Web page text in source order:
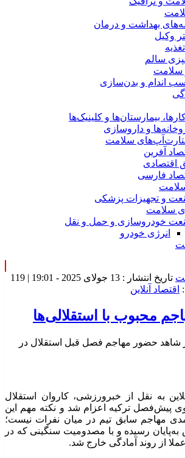
بهداشت و درمان
وکیل
سالم
اندام و بدن‌سازی
بیمارستان‌ها و کلینیک‌ها
و داروسازی
سلامت
آفرین
اقتصادی
فارسی
و تجهیزات پزشکی
سلامت
خودروسازی و حمل و نقل
انرژی خودرو
تاریخ انتشار : 13 جولای 2025 - 19:01 |
119
اقتصاد آنلاین
محبوب با استقلالی‌ها
شاهد حضور مهاجم فصل قبل استقلال در
به نقل از خبرورزشی، کاروان استقلال
پیش‌فصل ترکیه اعزام شد و نکته مهم این
مهاجم سابق تیم در میان نفرات نیست؛
به‌پایان رسیده و با مصدومیت سنگینی که در
از روند آمادگی خارج شد.